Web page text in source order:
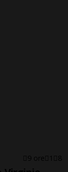
9 ore 1 8